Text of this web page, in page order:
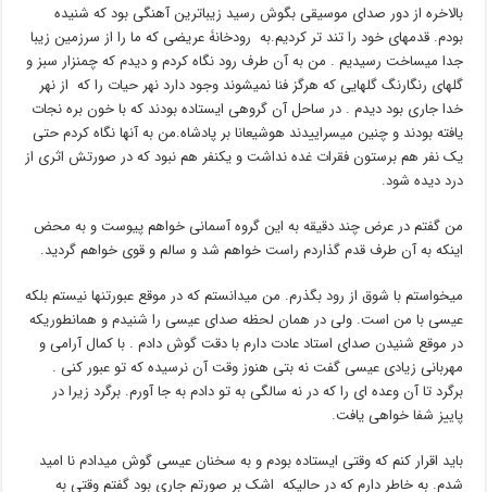
بالاخره از دور صدای موسیقی بگوش رسید زیباترین آهنگی بود که شنیده
بودم. قدمهای خود را تند تر کردیم.به رودخانۀ عریضی که ما را از سرزمین زیبا
جدا میساخت رسیدیم . من به آن طرف رود نگاه کردم و دیدم که چمنزار سبز و
گلهای رنگارنگ گلهایی که هرگز فنا نمیشوند وجود دارد نهر حیات را که از نهر
خدا جاری بود دیدم . در ساحل آن گروهی ایستاده بودند که با خون بره نجات
یافته بودند و چنین میسراییدند هوشیعانا بر پادشاه.من به آنها نگاه کردم حتی
یک نفر هم برستون فقرات غده نداشت و یکنفر هم نبود که در صورتش اثری از
درد دیده شود.
من گفتم در عرض چند دقیقه به این گروه آسمانی خواهم پیوست و به محض
اینکه به آن طرف قدم گذاردم راست خواهم شد و سالم و قوی خواهم گردید.
میخواستم با شوق از رود بگذرم. من میدانستم که در موقع عبورتنها نیستم بلکه
عیسی با من است. ولی در همان لحظه صدای عیسی را شنیدم و همانطوریکه
در موقع شنیدن صدای استاد عادت دارم با دقت گوش دادم . با کمال آرامی و
مهربانی زیادی عیسی گفت نه بتی هنوز وقت آن نرسیده که تو عبور کنی .
برگرد تا آن وعده ای را که در نه سالگی به تو دادم به جا آورم. برگرد زیرا در
پاییز شفا خواهی یافت.
باید اقرار کنم که وقتی ایستاده بودم و به سخنان عیسی گوش میدادم نا امید
شدم. به خاطر دارم که در حالیکه اشک بر صورتم جاری بود گفتم وقتی به